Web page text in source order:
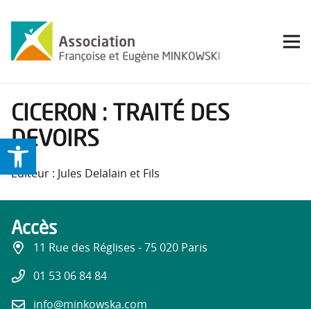
Ouvrir la barre d’outils
CICERON : TRAITÉ DES
DEVOIRS
Éditeur : Jules Delalain et Fils
Accès
11 Rue des Réglises - 75 020 Paris
01 53 06 84 84
info@minkowska.com